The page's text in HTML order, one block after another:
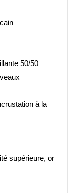
50/50
à la
supérieure, or